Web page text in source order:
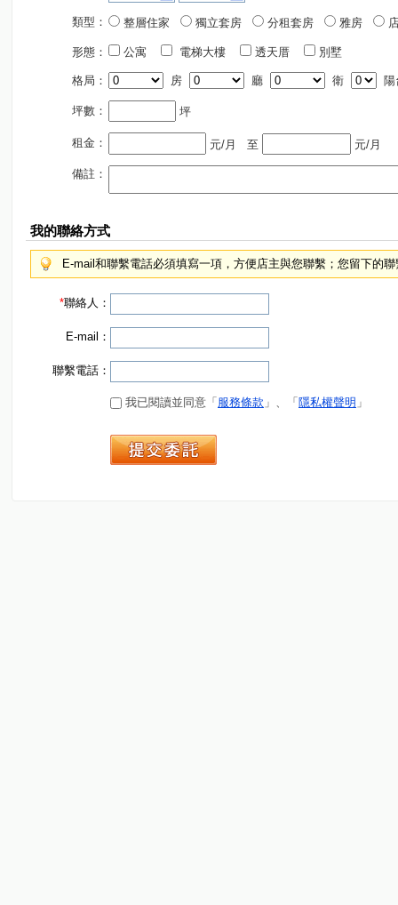
類型： 整層住家 獨立套房 分租套房 雅房
形態： 公寓 電梯大樓 透天厝 別墅
格局： 房 廳 衛 陽
坪數： 坪
租金： 元/月 至 元/月
備註：
我的聯絡方式
E-mail和聯繫電話必須填寫一項，方便店主與您聯繫；您留下的
*聯絡人：
E-mail：
聯繫電話：
我已閱讀並同意「 服務條款 」、「 隱私權聲明 」